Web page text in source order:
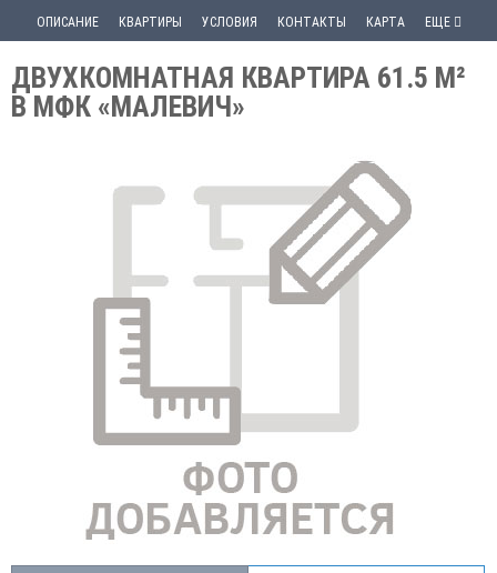
ОПИСАНИЕ КВАРТИРЫ УСЛОВИЯ КОНТАКТЫ КАРТА ЕЩЕ
ДВУХКОМНАТНАЯ КВАРТИРА 61.5 М²
В МФК «МАЛЕВИЧ»